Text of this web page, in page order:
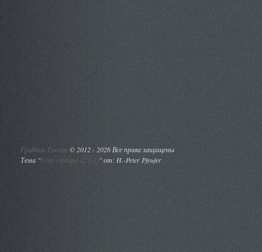
Грибник России ©2012 - 2026 Все права защищены
Тема "Grey Opaque (2.0.1)" от: H.-Peter Pfeufer